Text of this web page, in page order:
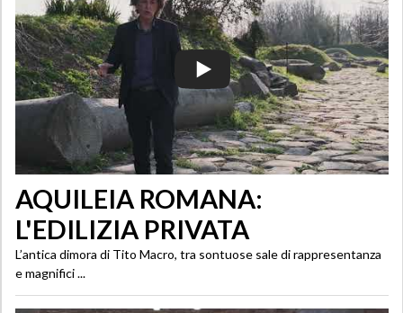
AQUILEIA ROMANA:
L'EDILIZIA PRIVATA
L’antica dimora di Tito Macro, tra sontuose sale di rappresentanza
e magnifici ...